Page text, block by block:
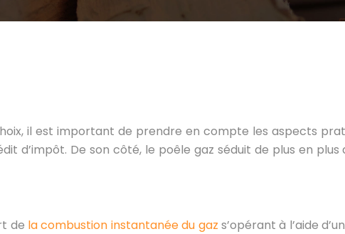
il est important de prendre en compte les aspects
d’impôt. De son côté, le poêle gaz séduit de plus en
de la combustion instantanée du gaz s’opérant à l’aide